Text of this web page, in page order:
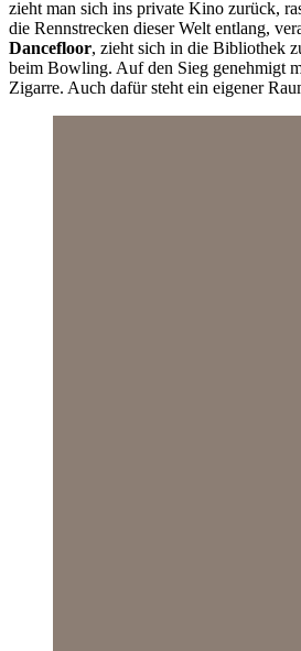
zieht man sich ins private Kino zurück,
die Rennstrecken dieser Welt entlang,
Dancefloor, zieht sich in die Bibliothek
beim Bowling. Auf den Sieg genehmigt
Zigarre. Auch dafür steht ein eigener